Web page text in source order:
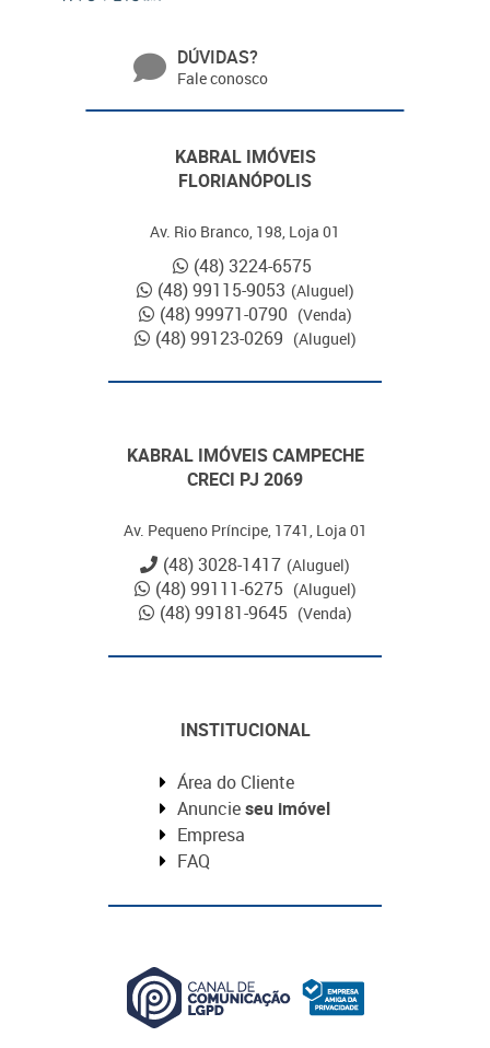
DÚVIDAS?
Fale conosco
KABRAL IMÓVEIS
FLORIANÓPOLIS
Av. Rio Branco, 198, Loja 01
(48) 3224-6575
(48) 99115-9053 (Aluguel)
(48) 99971-0790 (Venda)
(48) 99123-0269 (Aluguel)
KABRAL IMÓVEIS CAMPECHE
CRECI PJ 2069
Av. Pequeno Príncipe, 1741, Loja 01
(48) 3028-1417 (Aluguel)
(48) 99111-6275 (Aluguel)
(48) 99181-9645 (Venda)
INSTITUCIONAL
Área do Cliente
Anuncieseu imóvel
Empresa
FAQ